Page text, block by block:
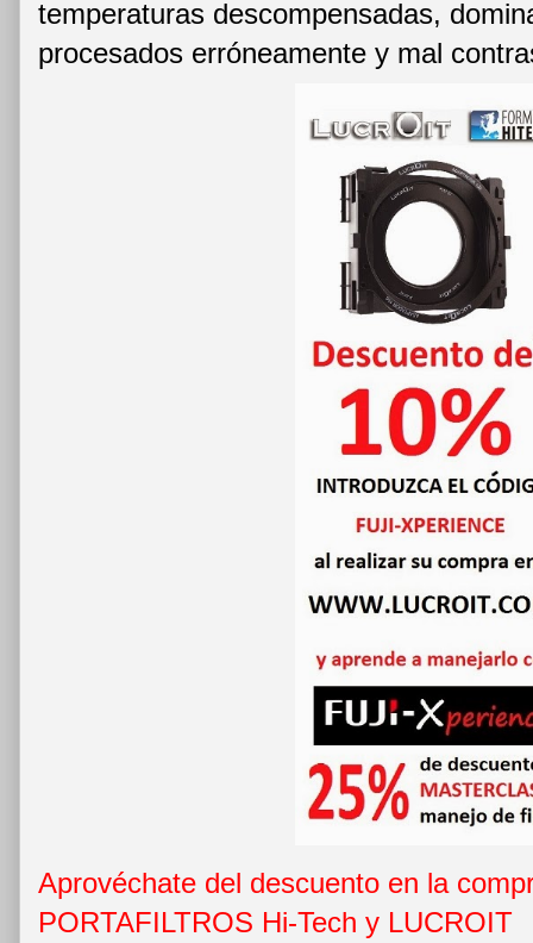
temperaturas descompensadas,
procesados erróneamente y mal
Aprovéchate del descuento en la
PORTAFILTROS Hi-Tech y LUCROIT